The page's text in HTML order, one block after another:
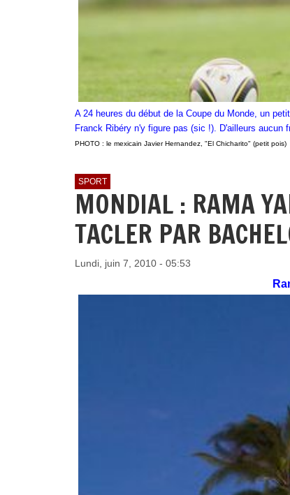
A 24 heures du début de la Coupe du Monde, un
Franck Ribéry n'y figure pas (sic !). D'ailleurs aucun
PHOTO : le mexicain Javier Hernandez, "El Chicharito" (petit pois)
SPORT
MONDIAL : RAMA
TACLER PAR
Lundi, juin 7, 2010 - 05:53